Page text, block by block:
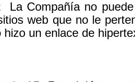
La Compañía no
web que no le
hizo un enlace de